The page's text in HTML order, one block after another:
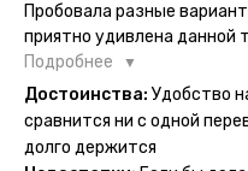
Пробовала разные
приятно удивлена данной
настоящие, и не тускнеют
на контакты с водой! На
тематике и размерам,
очередного рисунка у меня
Подробнее
Достоинства: Удобство
сравнится ни с одной
долго держится